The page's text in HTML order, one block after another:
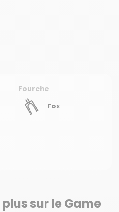
Fourche
Fox
sur le Game